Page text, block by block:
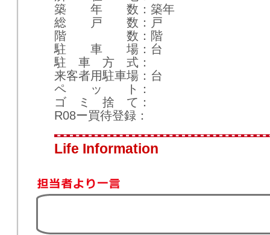
築 年 数
築年
総 戸 数
戸
階 数
階
駐 車 場
台
駐 車 方 式
来客者用駐車場
台
ペ ッ ト
ゴ ミ 捨 て
R08ー買待登録
Life Information